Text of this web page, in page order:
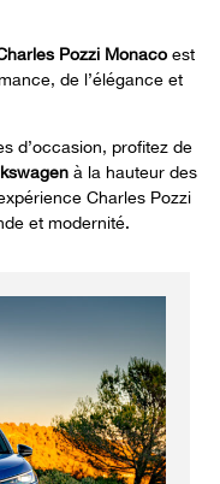
Pozzi Monaco est
de l’élégance et
d’occasion, profitez de
à la hauteur des
Charles Pozzi
et modernité.